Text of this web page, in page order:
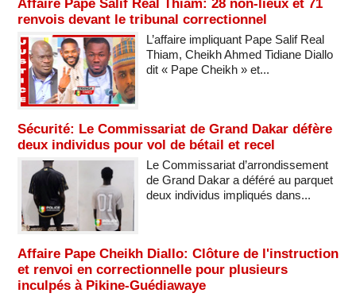
Affaire Pape Salif Real Thiam: 28 non-lieux et 71
renvois devant le tribunal correctionnel
L’affaire impliquant Pape Salif Real
Thiam, Cheikh Ahmed Tidiane Diallo
dit « Pape Cheikh » et...
Sécurité: Le Commissariat de Grand Dakar défère
deux individus pour vol de bétail et recel
Le Commissariat d’arrondissement
de Grand Dakar a déféré au parquet
deux individus impliqués dans...
Affaire Pape Cheikh Diallo: Clôture de l'instruction
et renvoi en correctionnelle pour plusieurs
inculpés à Pikine-Guédiawaye